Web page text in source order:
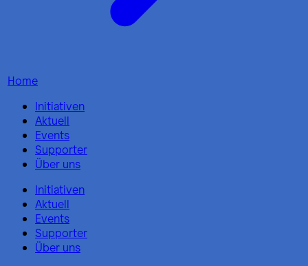
Home
Initiativen
Aktuell
Events
Supporter
Über uns
Initiativen
Aktuell
Events
Supporter
Über uns